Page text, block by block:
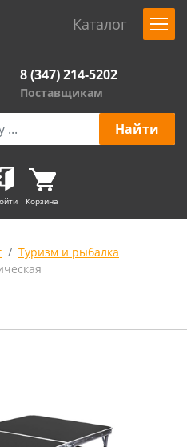
Каталог
8 (347) 214-5202
Поставщикам
Корзина
Туризм и рыбалка